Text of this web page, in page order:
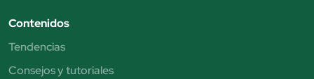
Contenidos
Tendencias
Consejos y tutoriales